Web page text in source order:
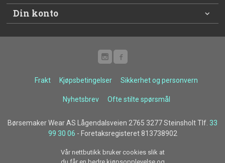
Din konto
Frakt Kjøpsbetingelser Sikkerhet og personvern
Nyhetsbrev Ofte stilte spørsmål
Børsemaker Wear AS Lågendalsveien 2765 3277 Steinsholt Tlf. 33
99 30 06 - Foretaksregisteret 813738902
Vår nettbutikk bruker cookies slik at